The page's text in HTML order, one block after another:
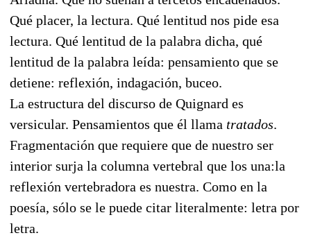
Qué placer, la lectura. Qué lentitud nos pide esa
lectura. Qué lentitud de la palabra dicha, qué
lentitud de la palabra leída: pensamiento que se
detiene: reflexión, indagación, buceo.
La estructura del discurso de Quignard es
versicular. Pensamientos que él llama tratados.
Fragmentación que requiere que de nuestro ser
interior surja la columna vertebral que los una:la
reflexión vertebradora es nuestra. Como en la
poesía, sólo se le puede citar literalmente: letra por
letra.